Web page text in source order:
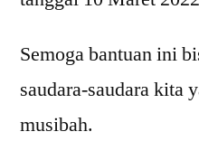
Semoga bantuan ini
saudara-saudara kita
musibah.